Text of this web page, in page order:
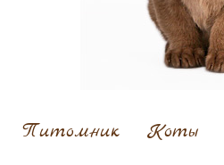
Питомник Коты